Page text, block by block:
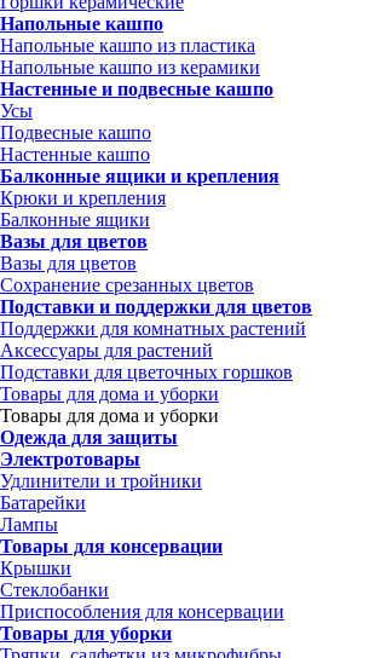
Напольные кашпо
Напольные кашпо из пластика
Напольные кашпо из керамики
Настенные и подвесные кашпо
Усы
Подвесные кашпо
Настенные кашпо
Балконные ящики и крепления
Крюки и крепления
Балконные ящики
Вазы для цветов
Вазы для цветов
Сохранение срезанных цветов
Подставки и поддержки для цветов
Поддержки для комнатных растений
Аксессуары для растений
Подставки для цветочных горшков
Товары для дома и уборки
Товары для дома и уборки
Одежда для защиты
Электротовары
Удлинители и тройники
Батарейки
Лампы
Товары для консервации
Крышки
Стеклобанки
Приспособления для консервации
Товары для уборки